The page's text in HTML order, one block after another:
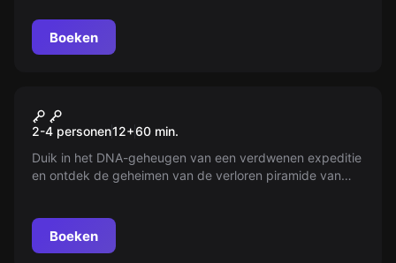
Boeken
VR Escape The Lost Pyramid
2-4 personen12+60 min.
Duik in het DNA-geheugen van een verdwenen expeditie
en ontdek de geheimen van de verloren piramide van
Boeken